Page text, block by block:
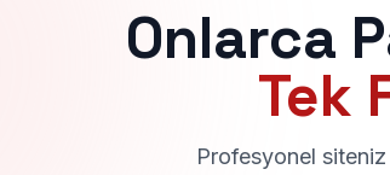
Onlarca
Tek
Profesyonel